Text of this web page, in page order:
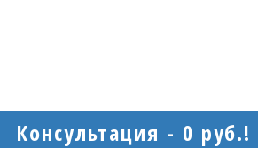
Консультация - 0 руб.!